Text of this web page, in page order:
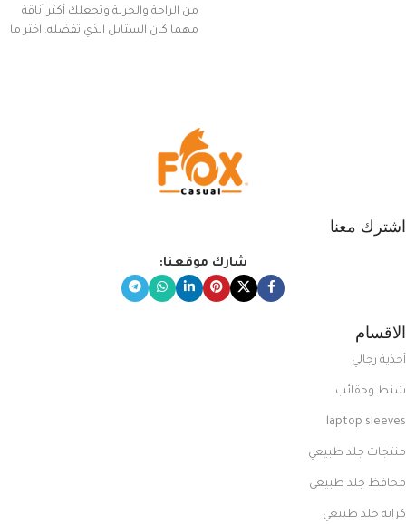
من الراحة والحرية وتجعلك أكثر أناقة
مهما كان الستايل الذي تفضله. اختر ما
اشترك معنا
شارك موقعنا:
الاقسام
أحذية رجالي
شنط وحقائب
laptop sleeves
منتجات جلد طبيعي
محافظ جلد طبيعي
كراتة جلد طبيعي